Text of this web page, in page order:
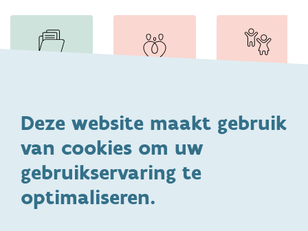
Deze website maakt gebruik
van cookies om uw
gebruikservaring te
optimaliseren.
Terug
Blijf op de hoogte
Facebook